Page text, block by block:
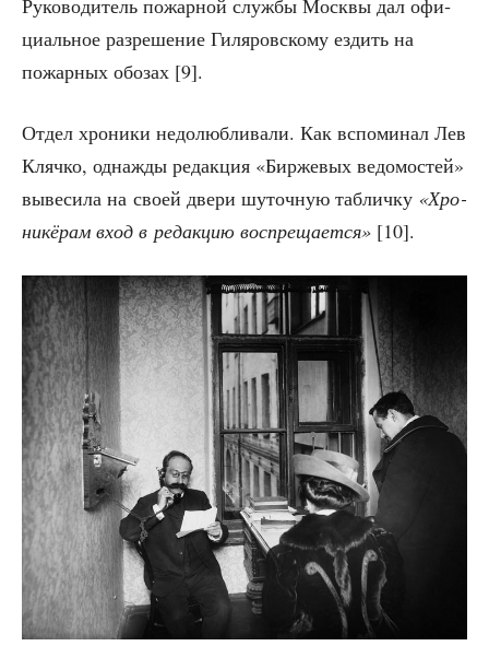
Руко­во­ди­тель пожар­ной служ­бы Моск­вы дал офи­
ци­аль­ное раз­ре­ше­ние Гиля­ров­ско­му ездить на
пожар­ных обо­зах [9].
Отдел хро­ни­ки недо­люб­ли­ва­ли. Как вспо­ми­нал Лев
Кляч­ко, одна­жды редак­ция «Бир­же­вых ведо­мо­стей»
выве­си­ла на сво­ей две­ри шуточ­ную таб­лич­ку «Хро­
ни­кё­рам вход в редак­цию вос­пре­ща­ет­ся» [10].